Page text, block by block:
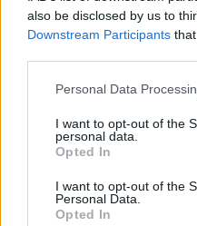
also be disclosed by us to
Downstream Participants
Please note that this
not limited to your visit or
grant or deny consent to
use your data for below
consent section.
Personal Data
I want to opt-out of the
personal data.
Opted In
I want to opt-out of the
Personal Data.
Opted In
judaizmus legitim
zsidó vallási
nők a férfiakhoz
tóratekercsekkel és
imádkozhassanak,
közös helyen,
nélküli szertartásait.
Az amerikai